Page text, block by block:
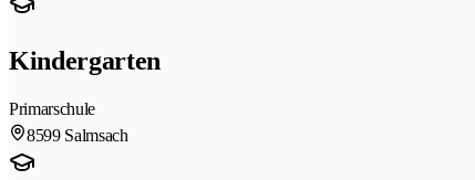
Kindergarten
Primarschule
8599 Salmsach